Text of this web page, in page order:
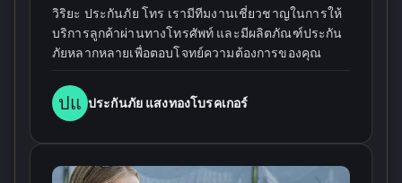
วิริยะ ประกันภัย โทร เรามีทีมงานเชี่ยวชาญในการให้
บริการลูกค้าผ่านทางโทรศัพท์ และมีผลิตภัณฑ์ประกัน
ภัยหลากหลายเพื่อตอบโจทย์ความต้องการของคุณ
ปแ ประกันภัย แสงทองโบรคเกอร์